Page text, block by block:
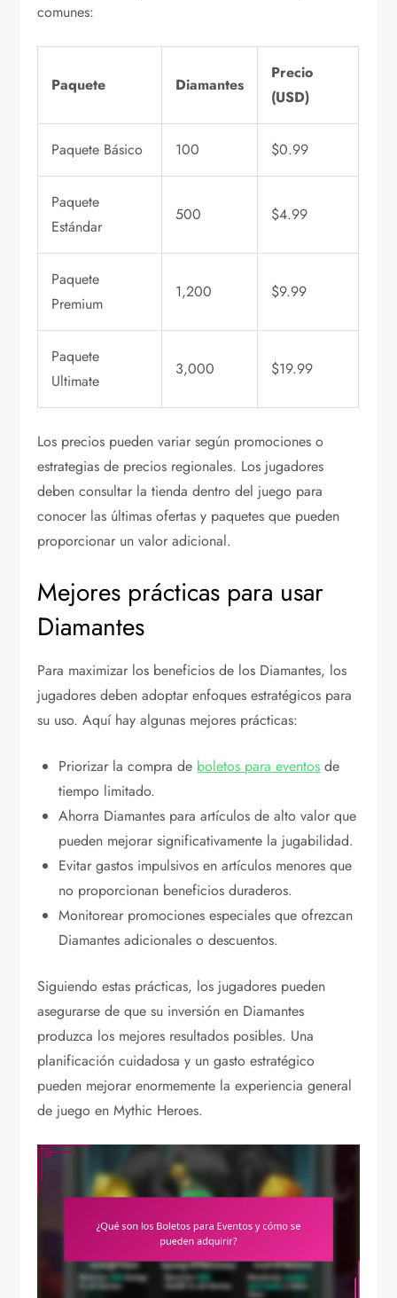
comunes:
Paquete Diamantes
Precio
(USD)
Paquete Básico 100 $0.99
Paquete
Estándar
500 $4.99
Paquete
Premium
1,200 $9.99
Paquete
Ultimate
3,000 $19.99
Los precios pueden variar según promociones o
estrategias de precios regionales. Los jugadores
deben consultar la tienda dentro del juego para
conocer las últimas ofertas y paquetes que pueden
proporcionar un valor adicional.
Mejores prácticas para usar
Diamantes
Para maximizar los beneficios de los Diamantes, los
jugadores deben adoptar enfoques estratégicos para
su uso. Aquí hay algunas mejores prácticas:
Priorizar la compra de boletos para eventos de
tiempo limitado.
Ahorra Diamantes para artículos de alto valor que
pueden mejorar significativamente la jugabilidad.
Evitar gastos impulsivos en artículos menores que
no proporcionan beneficios duraderos.
Monitorear promociones especiales que ofrezcan
Diamantes adicionales o descuentos.
Siguiendo estas prácticas, los jugadores pueden
asegurarse de que su inversión en Diamantes
produzca los mejores resultados posibles. Una
planificación cuidadosa y un gasto estratégico
pueden mejorar enormemente la experiencia general
de juego en Mythic Heroes.